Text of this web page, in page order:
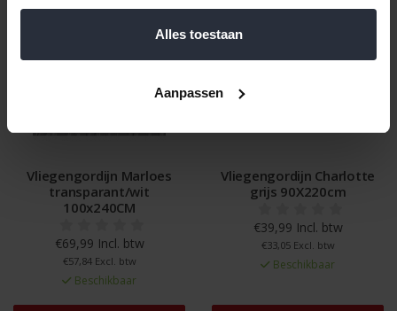
Alles toestaan
Aanpassen
Vliegengordijn Marloes
transparant/wit
100x240CM
€69,99 Incl. btw
€57,84 Excl. btw
Beschikbaar
Vliegengordijn Charlotte
grijs 90X220cm
€39,99 Incl. btw
€33,05 Excl. btw
Beschikbaar